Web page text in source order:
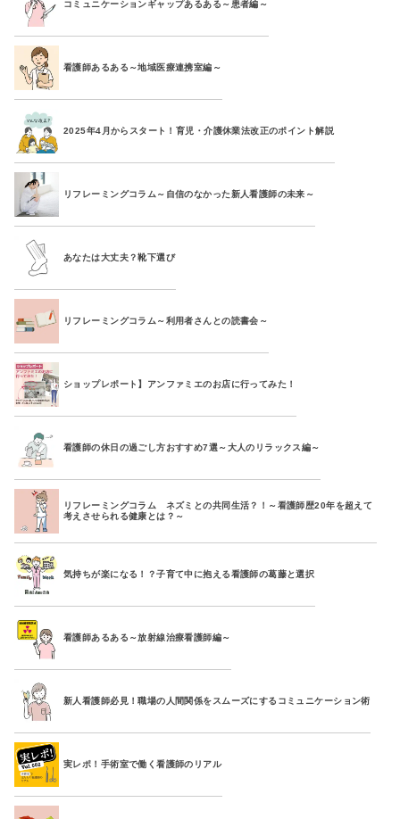
コミュニケーションギャップあるある～患者編～
看護師あるある～地域医療連携室編～
2025年4月からスタート！育児・介護休業法改正のポイント解説
リフレーミングコラム～自信のなかった新人看護師の未来～
あなたは大丈夫？靴下選び
リフレーミングコラム～利用者さんとの読書会～
ショップレポート】アンファミエのお店に行ってみた！
看護師の休日の過ごし方おすすめ7選～大人のリラックス編～
リフレーミングコラム ネズミとの共同生活？！～看護師歴20年を超えて
考えさせられる健康とは？～
気持ちが楽になる！？子育て中に抱える看護師の葛藤と選択
看護師あるある～放射線治療看護師編～
新人看護師必見！職場の人間関係をスムーズにするコミュニケーション術
実レポ！手術室で働く看護師のリアル